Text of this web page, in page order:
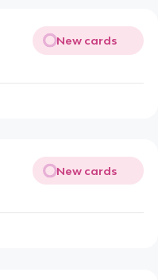
New cards
New cards